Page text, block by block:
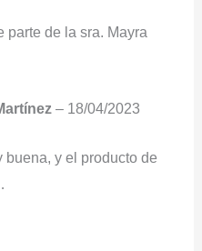
parte de la sra. Mayra
– 18/04/2023
buena, y el producto de